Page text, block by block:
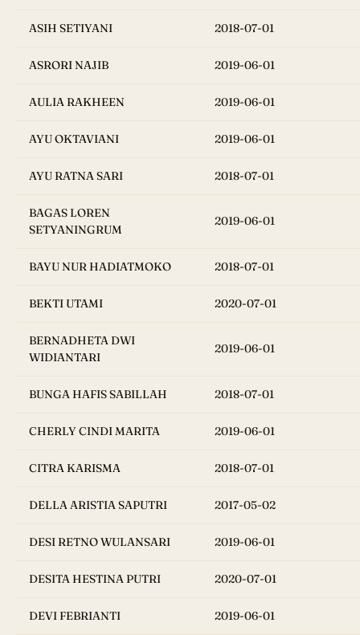
ASIH SETIYANI 2018-07-01
ASRORI NAJIB 2019-06-01
AULIA RAKHEEN 2019-06-01
AYU OKTAVIANI 2019-06-01
AYU RATNA SARI 2018-07-01
BAGAS LOREN
SETYANINGRUM
2019-06-01
BAYU NUR HADIATMOKO 2018-07-01
BEKTI UTAMI 2020-07-01
BERNADHETA DWI
WIDIANTARI
2019-06-01
BUNGA HAFIS SABILLAH 2018-07-01
CHERLY CINDI MARITA 2019-06-01
CITRA KARISMA 2018-07-01
DELLA ARISTIA SAPUTRI 2017-05-02
DESI RETNO WULANSARI 2019-06-01
DESITA HESTINA PUTRI 2020-07-01
DEVI FEBRIANTI 2019-06-01